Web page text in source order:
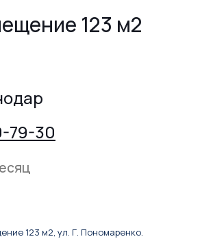
123 м2
79-30
123 м2, ул. Г. Пономаренко.